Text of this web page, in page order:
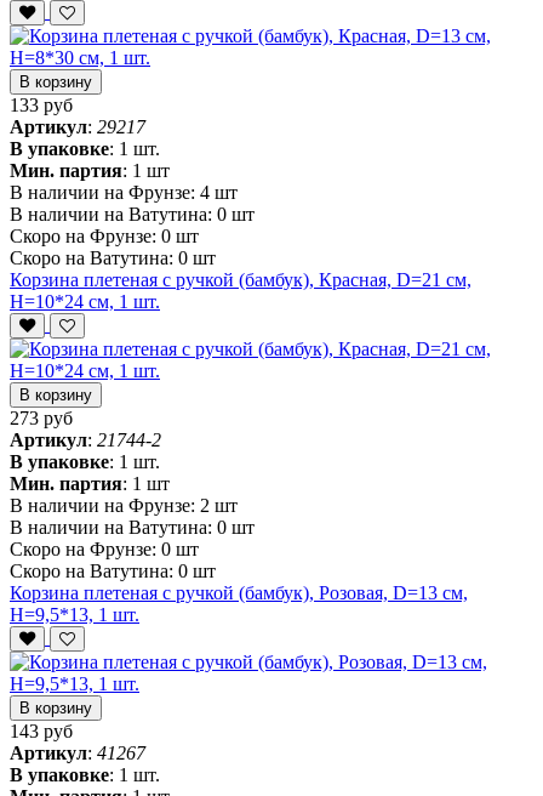
В корзину
133 руб
Артикул: 29217
В упаковке: 1 шт.
Мин. партия: 1 шт
В наличии на Фрунзе: 4 шт
В наличии на Ватутина: 0 шт
Скоро на Фрунзе: 0 шт
Скоро на Ватутина: 0 шт
Корзина плетеная с ручкой (бамбук), Красная, D=21 см,
H=10*24 см, 1 шт.
В корзину
273 руб
Артикул: 21744-2
В упаковке: 1 шт.
Мин. партия: 1 шт
В наличии на Фрунзе: 2 шт
В наличии на Ватутина: 0 шт
Скоро на Фрунзе: 0 шт
Скоро на Ватутина: 0 шт
Корзина плетеная с ручкой (бамбук), Розовая, D=13 см,
H=9,5*13, 1 шт.
В корзину
143 руб
Артикул: 41267
В упаковке: 1 шт.